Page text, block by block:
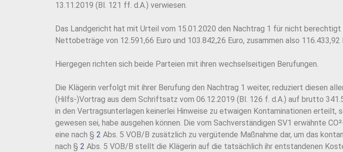
13.11.2019 (Bl. 121 ff. d.A.) verwiesen.
Das Landgericht hat mit Urteil vom 15.01.2020 den Nachtrag 1 für nicht
Nettobeträge von 12.591,66 Euro und 103.842,26 Euro, zusammen also 116.433,92
Hiergegen richten sich beide Parteien mit ihren wechselseitigen Berufungen.
Die Klägerin verfolgt mit ihrer Berufung den Nachtrag 1 weiter, reduziert diesen
(Hilfs-)Vortrag aus dem Schriftsatz vom 06.12.2019 (Bl. 126 f. d.A.) auf brutto
in den Vertragsunterlagen keinerlei Hinweise zu etwaigen Kontaminationen erteilt,
gewesen sei, habe ausgehen können. Die vom Sachverständigen SV1 erwähnte
eine nach § 2 Abs. 5 VOB/B zusätzlich zu vergütende Maßnahme dar, um das
nach § 2 Abs. 5 VOB/B stellt die Klägerin auf die tatsächlich ihr entstandenen